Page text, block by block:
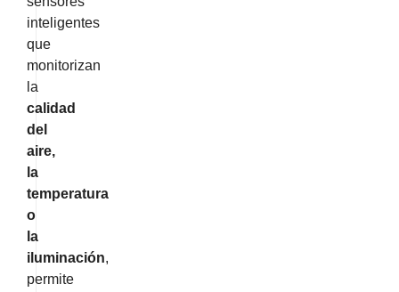
inteligentes
que
monitorizan
la
calidad
del
aire,
la
temperatura
o
la
iluminación,
permite